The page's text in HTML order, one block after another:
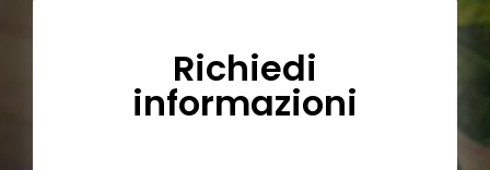
Richiedi
informazioni